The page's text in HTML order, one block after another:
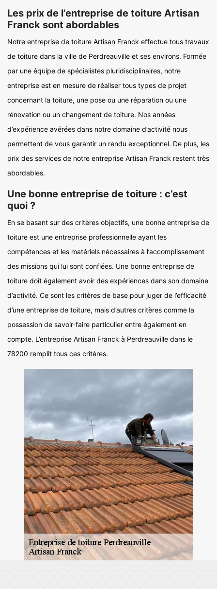
Les prix de l’entreprise de toiture Artisan
Franck sont abordables
Notre entreprise de toiture Artisan Franck effectue tous travaux
de toiture dans la ville de Perdreauville et ses environs. Formée
par une équipe de spécialistes pluridisciplinaires, notre
entreprise est en mesure de réaliser tous types de projet
concernant la toiture, une pose ou une réparation ou une
rénovation ou un changement de toiture. Nos années
d’expérience avérées dans notre domaine d’activité nous
permettent de vous garantir un rendu exceptionnel. De plus, les
prix des services de notre entreprise Artisan Franck restent très
abordables.
Une bonne entreprise de toiture : c’est
quoi ?
En se basant sur des critères objectifs, une bonne entreprise de
toiture est une entreprise professionnelle ayant les
compétences et les matériels nécessaires à l’accomplissement
des missions qui lui sont confiées. Une bonne entreprise de
toiture doit également avoir des expériences dans son domaine
d’activité. Ce sont les critères de base pour juger de l’efficacité
d’une entreprise de toiture, mais d’autres critères comme la
possession de savoir-faire particulier entre également en
compte. L’entreprise Artisan Franck à Perdreauville dans le
78200 remplit tous ces critères.